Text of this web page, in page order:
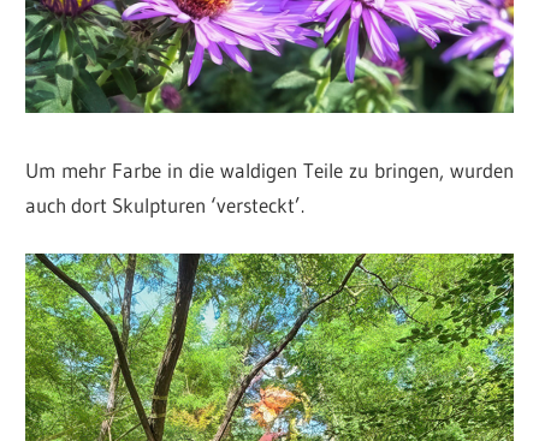
Um mehr Farbe in die waldigen Teile zu bringen, wurden
auch dort Skulpturen ‘versteckt’.